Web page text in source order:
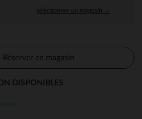
sélectionner un magasin →
Réserver en magasin
DISPONIBLES